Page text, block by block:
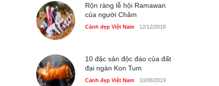
Cảnh đẹp Việt Nam 24/04/2020
Những món ăn đồng quê
Rộn ràng lễ hội Ramawan
của người Chăm
Cảnh đẹp Việt Nam 12/12/2018
10 đặc sản độc đáo của đất
đại ngàn Kon Tum
Cảnh đẹp Việt Nam 10/08/2019